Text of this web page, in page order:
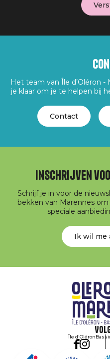
Het team van Île d’Oléron -
je klaar om je te helpen bij
Contact
Inschrijven
Schrijf je in voor de
bekken van Marennes
speciale
Ik wil me
Île d'Oléron